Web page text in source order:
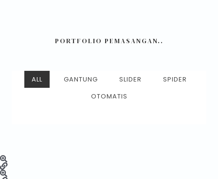
PORTFOLIO PEMASANGAN..
ALL GANTUNG SLIDER
SPIDER
OTOMATIS